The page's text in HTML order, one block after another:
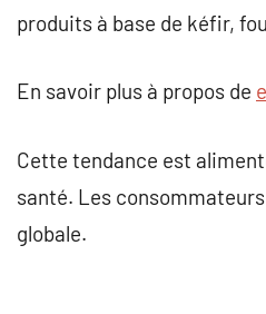
produits à base de kéfir,
En savoir plus à propos de
Cette tendance est
santé. Les
globale.